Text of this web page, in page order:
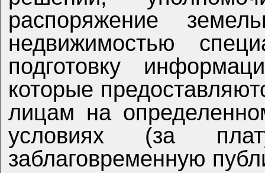
распоряжение
недвижимостью
подготовку
которые
лицам на
условиях (за
заблаговременную